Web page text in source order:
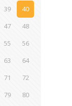
39
40
47
48
55
56
63
64
71
72
79
80